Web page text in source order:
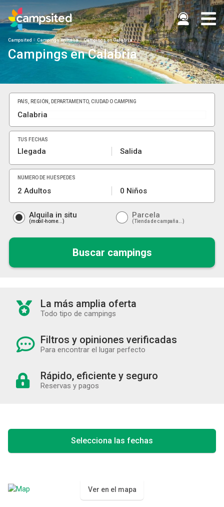
Campsited Campings en Italia Campings en Calabria
Campings en Calabria
PAÍS, REGIÓN, DEPARTAMENTO, CIUDAD O CAMPING
TUS FECHAS
Llegada Salida
NÚMERO DE HUÉSPEDES
2 Adultos 0 Niños
Alquila in situ
mobil-home...
Parcela
Tienda de campaña...
Buscar campings
La más amplia oferta
Todo tipo de campings
Filtros y opiniones verificadas
Para encontrar el lugar perfecto
Rápido, eficiente y seguro
Reservas y pagos
Ver en el mapa
Selecciona las fechas